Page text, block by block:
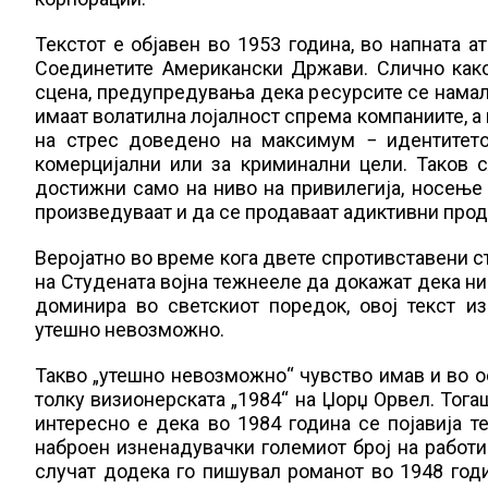
Текстот е објавен во 1953 година, во напната
Соединетите Американски Држави. Слично
сцена, предупредувања дека ресурсите се
имаат волатилна лојалност спрема компаниите,
на стрес доведено на максимум −
комерцијални или за криминални цели.
достижни само на ниво на привилегија,
произведуваат и да се продаваат адиктивни
Веројатно во време кога двете спротивставени
на Студената војна тежнееле да докажат дека
доминира во светскиот поредок, овој текст
утешно невозможно.
Такво „утешно невозможно“ чувство имав и во
толку визионерската „1984“ на Џорџ Орвел.
интересно е дека во 1984 година се појавија
наброен изненадувачки големиот број на
случат додека го пишувал романот во 1948